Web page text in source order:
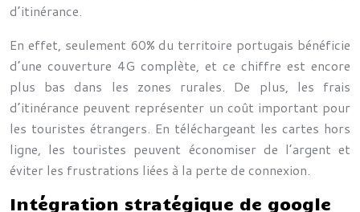
d’itinérance.
En effet, seulement 60% du territoire portugais bénéficie
d’une couverture 4G complète, et ce chiffre est encore
plus bas dans les zones rurales. De plus, les frais
d’itinérance peuvent représenter un coût important pour
les touristes étrangers. En téléchargeant les cartes hors
ligne, les touristes peuvent économiser de l’argent et
éviter les frustrations liées à la perte de connexion.
Intégration stratégique de google